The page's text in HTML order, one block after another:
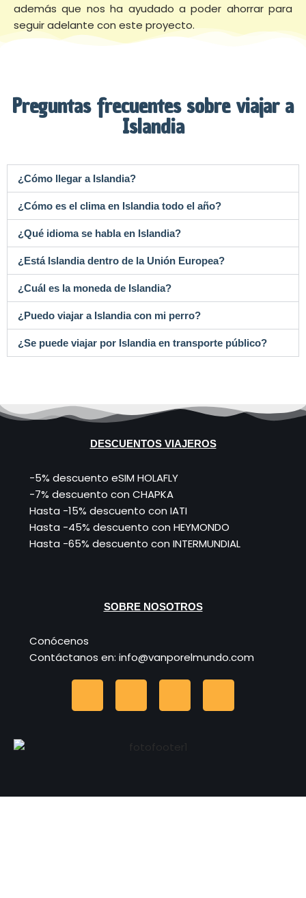
además que nos ha ayudado a poder ahorrar para
seguir adelante con este proyecto.
Preguntas frecuentes sobre viajar a
Islandia
¿Cómo llegar a Islandia?
¿Cómo es el clima en Islandia todo el año?
¿Qué idioma se habla en Islandia?
¿Está Islandia dentro de la Unión Europea?
¿Cuál es la moneda de Islandia?
¿Puedo viajar a Islandia con mi perro?
¿Se puede viajar por Islandia en transporte público?
DESCUENTOS VIAJEROS
-5% descuento eSIM HOLAFLY
-7% descuento con CHAPKA
Hasta -15% descuento con IATI
Hasta -45% descuento con HEYMONDO
Hasta -65% descuento con INTERMUNDIAL
SOBRE NOSOTROS
Conócenos
Contáctanos en: info@vanporelmundo.com